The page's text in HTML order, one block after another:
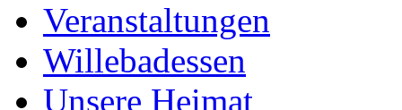
Veranstaltungen
Willebadessen
Unsere Heimat